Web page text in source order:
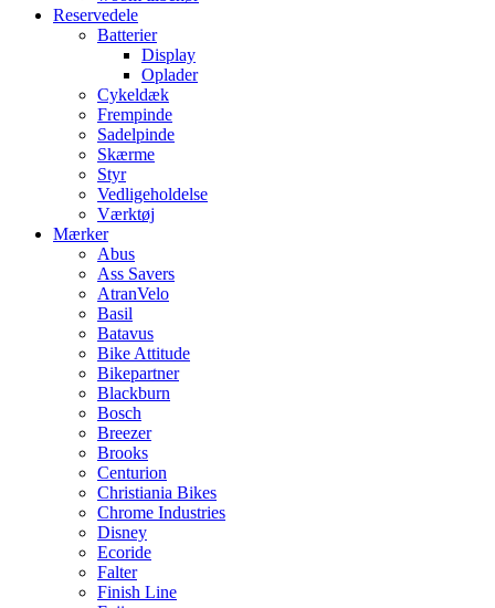
Reservedele
Batterier
Display
Oplader
Cykeldæk
Frempinde
Sadelpinde
Skærme
Styr
Vedligeholdelse
Værktøj
Mærker
Abus
Ass Savers
AtranVelo
Basil
Batavus
Bike Attitude
Bikepartner
Blackburn
Bosch
Breezer
Brooks
Centurion
Christiania Bikes
Chrome Industries
Disney
Ecoride
Falter
Finish Line